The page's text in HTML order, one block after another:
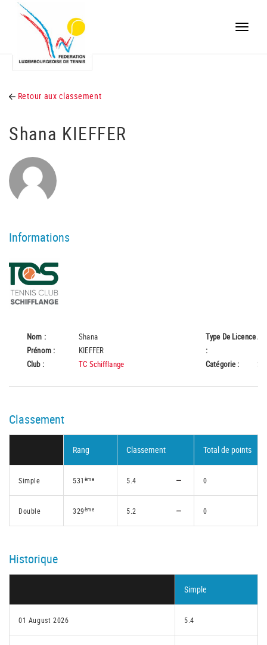
Toggle
Retour aux classement
Shana KIEFFER
Informations
Nom :
Shana
Prénom :
KIEFFER
Club :
TC Schifflange
Type De Licence
:
A
Catégorie :
Classement
Rang Classement Total de points
Simple 531 ème 5.4 0
Double 329ème 5.2 0
Historique
Simple
01 August 2026 5.4